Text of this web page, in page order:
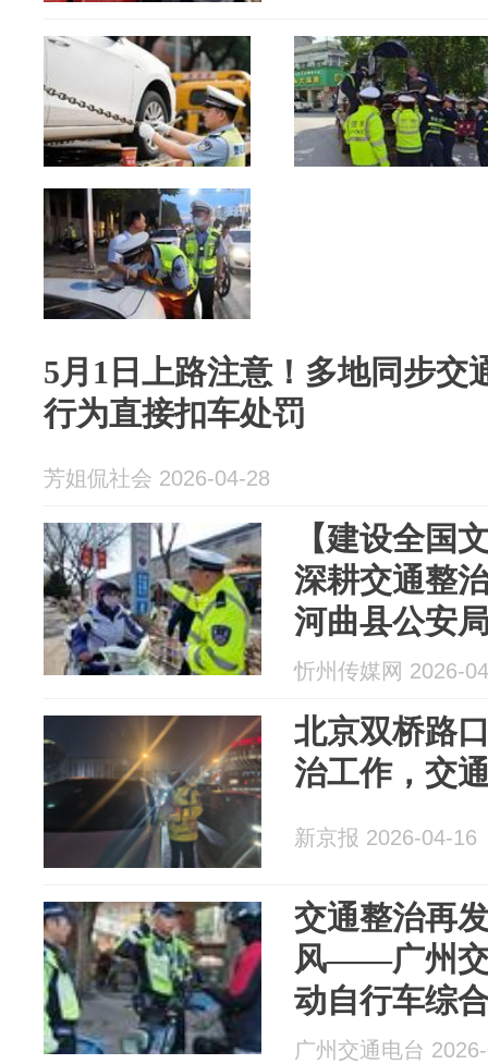
5月1日上路注意！多地同步交
行为直接扣车处罚
芳姐侃社会 2026-04-28
【建设全国文明城
深耕交通整
河曲县公安
筑牢道路安
忻州传媒网 2026-
北京双桥路
治工作，交
新京报 2026-04-16
交通整治再
风——广州交
动自行车综
广州交通电台